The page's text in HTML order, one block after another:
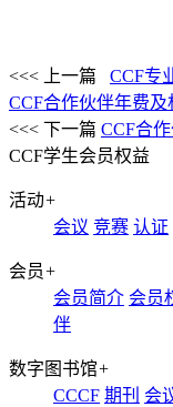
<<< 上一篇
CCF专
CCF合作伙伴年费及
<<< 下一篇 CCF合
CCF学生会员权益
活动+
会议 竞赛 认证
会员+
会员简介 会员
伴
数字图书馆+
CCCF 期刊 会